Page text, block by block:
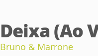
Deixa (Ao
Bruno & Marrone